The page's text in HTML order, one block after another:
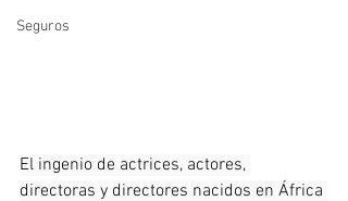
Seguros
El ingenio de actrices, actores,
directoras y directores nacidos en África